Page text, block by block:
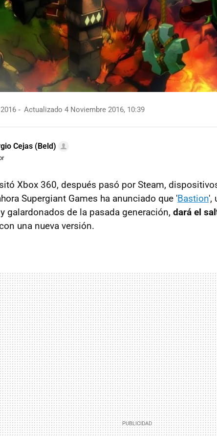
Actualizado 4 Noviembre 2016, 10:39
Cejas (Beld)
Xbox 360, después pasó por Steam,
Supergiant Games ha anunciado que 'Bastion',
galardonados de la pasada generación, dará el
una nueva versión.